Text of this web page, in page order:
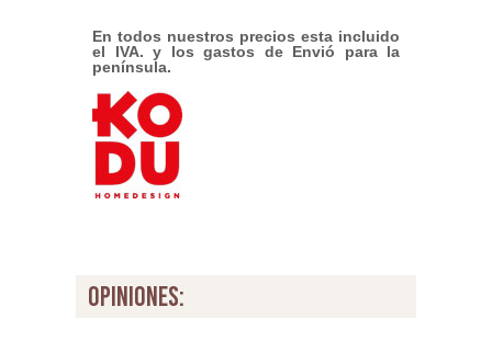
En todos nuestros precios esta incluido
el IVA. y los gastos de Envió para la
península.
opiniones: